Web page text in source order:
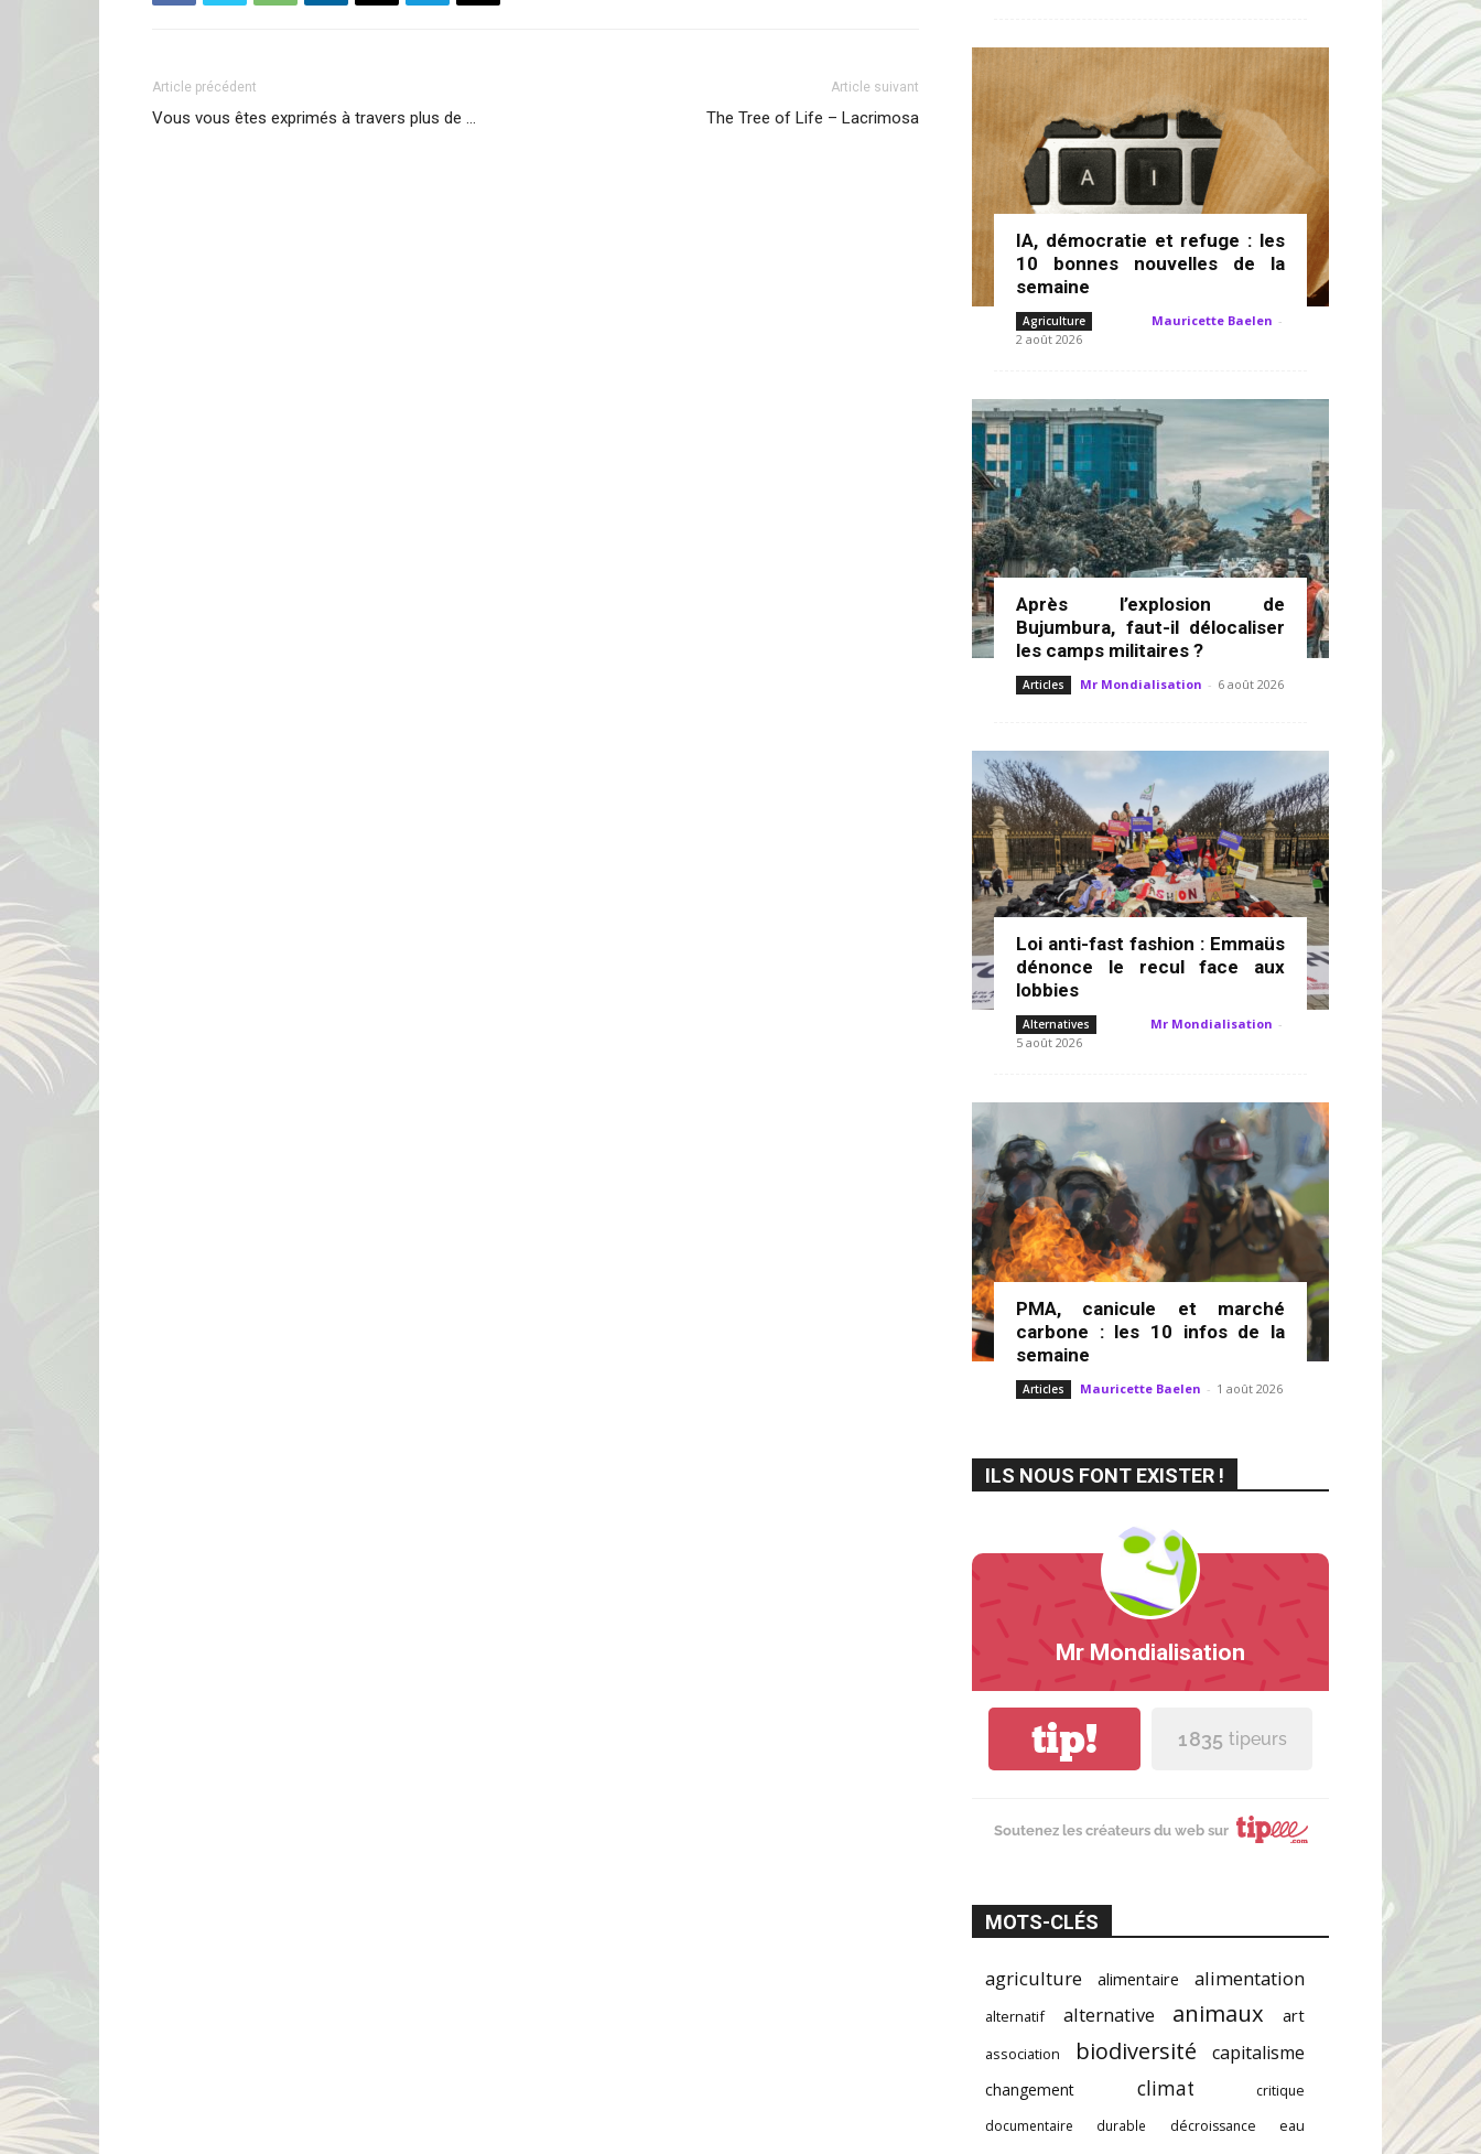
Article précédent
Vous vous êtes exprimés à travers plus de …
Article suivant
The Tree of Life – Lacrimosa
IA, démocratie et refuge : les
10 bonnes nouvelles de la
semaine
Agriculture Mauricette Baelen -
2 août 2026
Après l’explosion de
Bujumbura, faut-il délocaliser
les camps militaires ?
Articles Mr Mondialisation - 6 août 2026
Loi anti-fast fashion : Emmaüs
dénonce le recul face aux
lobbies
Alternatives Mr Mondialisation -
5 août 2026
PMA, canicule et marché
carbone : les 10 infos de la
semaine
Articles Mauricette Baelen - 1 août 2026
ILS NOUS FONT EXISTER !
Mr Mondialisation
tip! 1 835 tipeurs
Soutenez les créateurs du web sur
MOTS-CLÉS
agriculture alimentaire alimentation
alternatif alternative animaux art
association biodiversité capitalisme
changement climat
critique
documentaire
durable décroissance eau